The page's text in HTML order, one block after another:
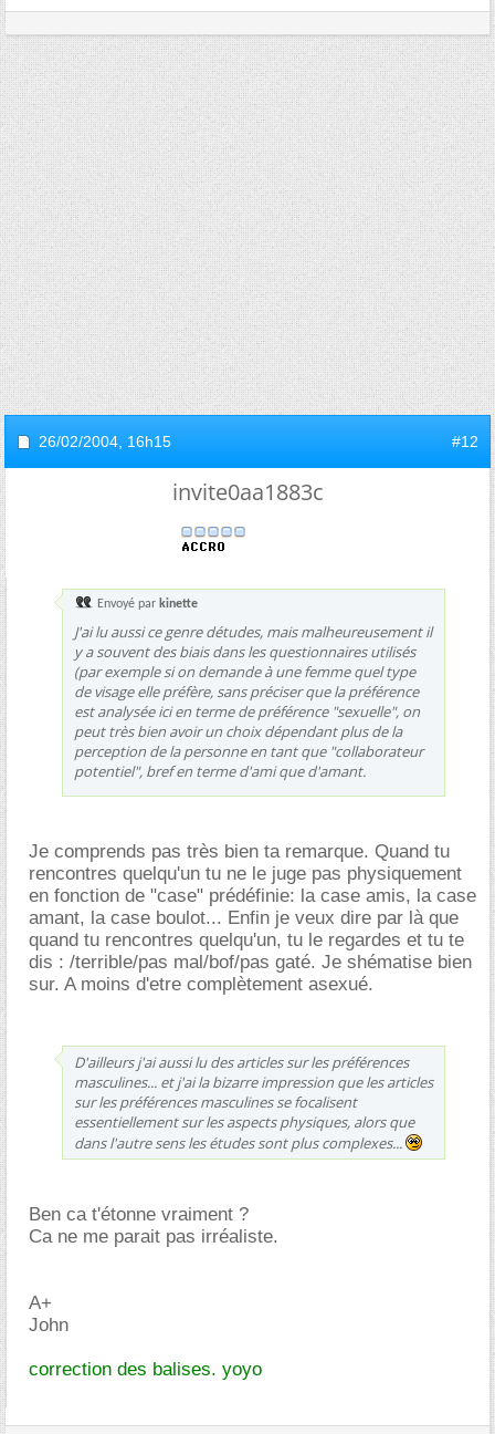
26/02/2004, 16h15 #12
invite0aa1883c
Envoyé par kinette
J'ai lu aussi ce genre détudes, mais malheureusement il
y a souvent des biais dans les questionnaires utilisés
(par exemple si on demande à une femme quel type
de visage elle préfère, sans préciser que la préférence
est analysée ici en terme de préférence "sexuelle", on
peut très bien avoir un choix dépendant plus de la
perception de la personne en tant que "collaborateur
potentiel", bref en terme d'ami que d'amant.
Je comprends pas très bien ta remarque. Quand tu
rencontres quelqu'un tu ne le juge pas physiquement
en fonction de "case" prédéfinie: la case amis, la case
amant, la case boulot... Enfin je veux dire par là que
quand tu rencontres quelqu'un, tu le regardes et tu te
dis : /terrible/pas mal/bof/pas gaté. Je shématise bien
sur. A moins d'etre complètement asexué.
D'ailleurs j'ai aussi lu des articles sur les préférences
masculines... et j'ai la bizarre impression que les articles
sur les préférences masculines se focalisent
essentiellement sur les aspects physiques, alors que
dans l'autre sens les études sont plus complexes...
Ben ca t'étonne vraiment ?
Ca ne me parait pas irréaliste.
A+
John
correction des balises. yoyo